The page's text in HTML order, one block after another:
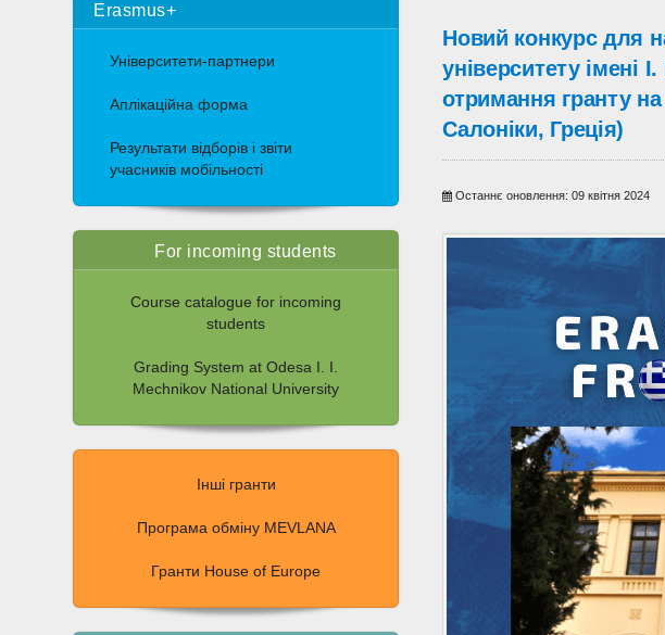
Erasmus+
Університети-партнери
Аплікаційна форма
Результати відборів і звіти
учасників мобільності
For incoming students
Course catalogue for incoming
students
Grading System at Odesa I. I.
Mechnikov National University
Інші гранти
Програма обміну MEVLANA
Гранти House of Europe
Новий конкурс для
університету імені
отримання гранту
Салоніки, Греція)
Останнє оновлення: 09 квітня 2024